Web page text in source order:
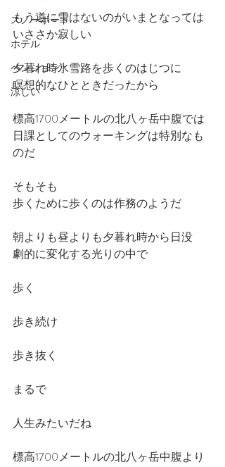
スノーボード
ホテル
ペンション
涼しい
もう道に雪はないのがいまとなっては
いささか寂しい
夕暮れ時氷雪路を歩くのはじつに
瞑想的なひとときだったから
標高1700メートルの北八ヶ岳中腹では
日課としてのウォーキングは特別なも
のだ
そもそも
歩くために歩くのは作務のようだ
朝よりも昼よりも夕暮れ時から日没
劇的に変化する光りの中で
歩く
歩き続け
歩き抜く
まるで
人生みたいだね
標高1700メートルの北八ヶ岳中腹より